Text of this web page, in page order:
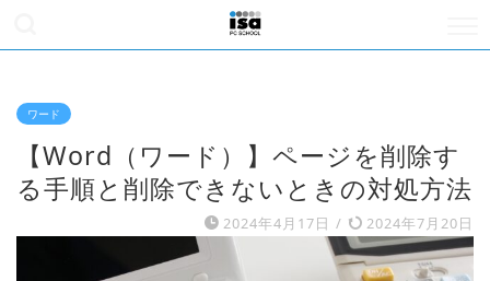
ワード
【Word（ワード）】ページを削除す
る手順と削除できないときの対処方法
2024年4月17日 / 2024年7月20日